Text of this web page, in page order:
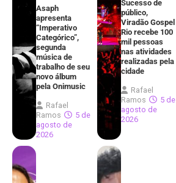
Asaph
apresenta
“Imperativo
Categórico”,
segunda
música de
trabalho de seu
novo álbum
pela Onimusic
Rafael
Ramos
5 de
agosto de
2026
Sucesso de
público,
Viradão Gospel
Rio recebe 100
mil pessoas
nas atividades
realizadas pela
cidade
Rafael
Ramos
5 de
agosto de
2026